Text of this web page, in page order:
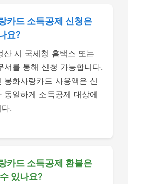
카드 소득공제 신청은
요?
산 시 국세청 홈택스 또는
서를 통해 신청 가능합니다.
봉화사랑카드 사용액은 신
동일하게 소득공제 대상에
.
카드 소득공제 환불은
있나요?